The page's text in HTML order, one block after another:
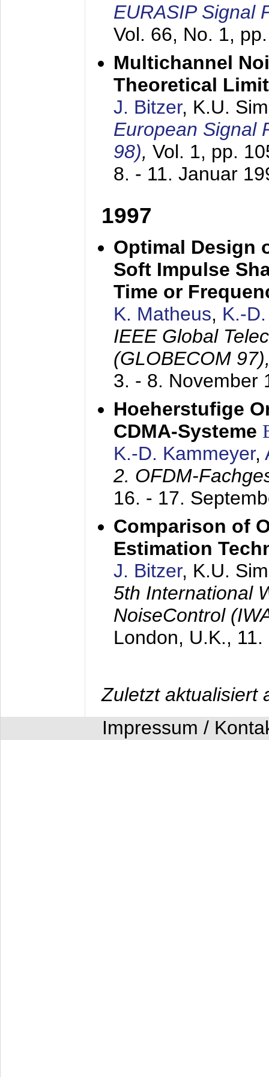
EURASIP Signal
Vol. 66, No. 1,
Multichannel
Theoretical
J. Bitzer, K.U.
European Signal
98), Vol. 1, pp.
8. - 11. Januar
1997
Optimal Design
Soft Impulse
Time or
K. Matheus, K.-
IEEE Global
(GLOBECOM
3. - 8. November
Hoeherstufige
CDMA-Systeme
K.-D. Kammeyer,
2. OFDM-
16. - 17.
Comparison of
Estimation
J. Bitzer, K.U.
5th International
NoiseControl
London, U.K.,
Zuletzt aktualisiert
Impressum /